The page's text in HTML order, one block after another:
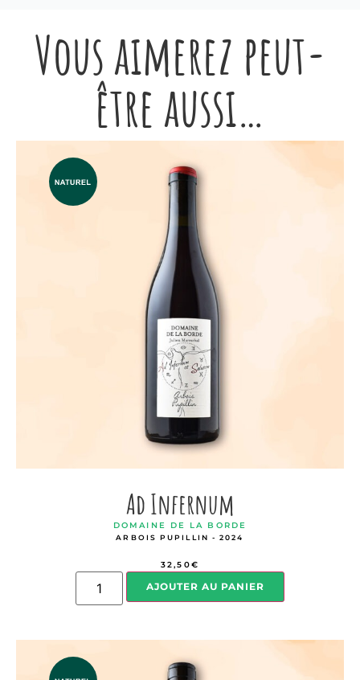
Vous aimerez peut-
être aussi…
Ad Infernum
DOMAINE DE LA BORDE
ARBOIS PUPILLIN - 2024
32,50€
AJOUTER AU PANIER